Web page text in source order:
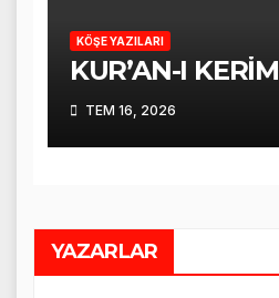
KÖŞE YAZILARI
KUR’AN-I KERİM
TEM 16, 2026
YAZARLAR